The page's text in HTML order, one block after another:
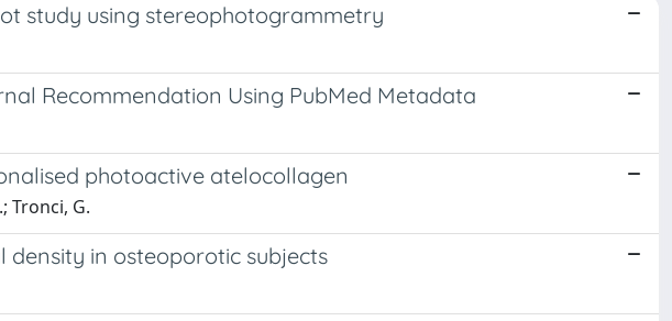
study using stereophotogrammetry
Recommendation Using PubMed Metadata
photoactive atelocollagen
Tronci, G.
in osteoporotic subjects